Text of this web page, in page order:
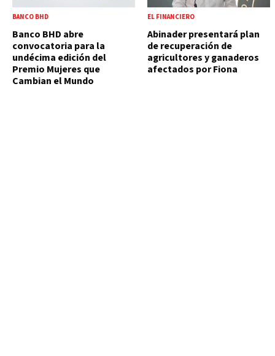
BANCO BHD
Banco BHD abre
convocatoria para la
undécima edición del
Premio Mujeres que
Cambian el Mundo
EL FINANCIERO
Abinader presentará plan
de recuperación de
agricultores y ganaderos
afectados por Fiona